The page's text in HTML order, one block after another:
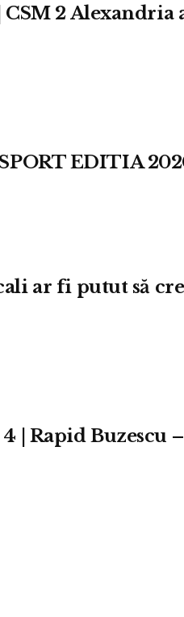
CSM 2 Alexandria
EDITIA
ar fi putut să
| Rapid Buzescu